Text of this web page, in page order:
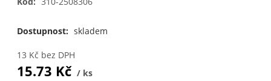
Dostupnost: skladem
13 Kč bez DPH
15.73 Kč ks